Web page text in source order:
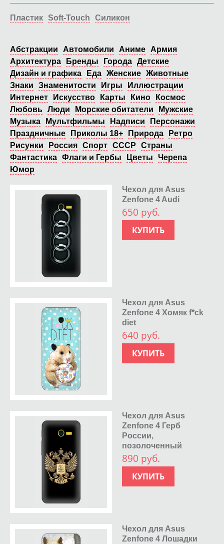
Пластик Soft-Touch Силикон
Абстракции Автомобили Аниме
Армия
Архитектура
Бренды Города Детские
Дизайн и графика
Еда Женские Животные
Знаки
Знаменитости Игры
Иллюстрации
Интернет
Искусство Карты Кино
Космос
Любовь Люди Морские обитатели
Мужские
Музыка
Мультфильмы Надписи
Персонажи
Праздничные
Приколы 18+ Природа
Ретро
Рисунки
Россия Спорт СССР
Страны
Фантастика Флаги и Гербы Цветы
Черепа
Юмор
Чехол для Asus
Zenfone 4 Audi
650 руб.
КУПИТЬ
Чехол для Asus
Zenfone 4 Хомяк f*ck
diet
640 руб.
КУПИТЬ
Чехол для Asus
Zenfone 4 Герб
России,
позолоченный
890 руб.
КУПИТЬ
Чехол для Asus
Zenfone 4 Лошадки